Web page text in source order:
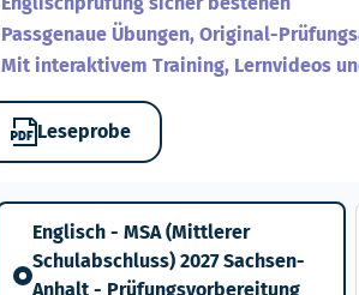
Passgenaue Übungen, Original-
Mit interaktivem Training, Lernvideos
Leseprobe
Englisch - MSA (Mittlerer
Schulabschluss) 2027 Sachsen-
Anhalt - Prüfungsvorbereitung